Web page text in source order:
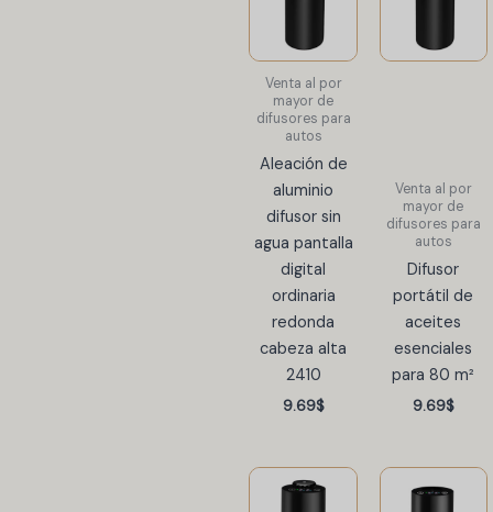
Venta al por
mayor de
difusores para
autos
Aleación de
aluminio
difusor sin
agua pantalla
digital
ordinaria
redonda
cabeza alta
2410
9.69$
Venta al por
mayor de
difusores para
autos
Difusor
portátil de
aceites
esenciales
para 80 m²
9.69$